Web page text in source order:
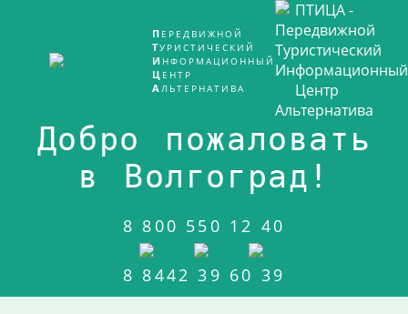
ПЕРЕДВИЖНОЙ
ТУРИСТИЧЕСКИЙ
ИНФОРМАЦИОННЫЙ
ЦЕНТР
АЛЬТЕРНАТИВА
Добро пожаловать
в Волгоград!
8 800 550 12 40
8 8442 39 60 39